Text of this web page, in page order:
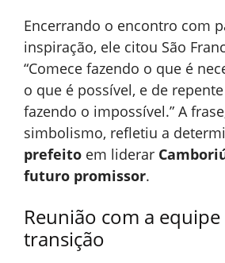
Encerrando o encontro com
inspiração, ele citou São
“Comece fazendo o que é
o que é possível, e de
fazendo o impossível.” A
simbolismo, refletiu a
prefeito em liderar
futuro promissor.
Reunião com a
transição